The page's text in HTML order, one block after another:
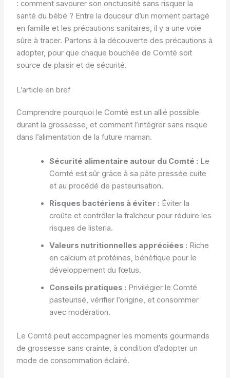
: comment savourer son onctuosité sans risquer la
santé du bébé ? Entre la douceur d’un moment partagé
en famille et les précautions sanitaires, il y a une voie
sûre à tracer. Partons à la découverte des précautions à
adopter, pour que chaque bouchée de Comté soit
source de plaisir et de sécurité.
L’article en bref
Comprendre pourquoi le Comté est un allié possible
durant la grossesse, et comment l’intégrer sans risque
dans l’alimentation de la future maman.
Sécurité alimentaire autour du Comté : Le
Comté est sûr grâce à sa pâte pressée cuite
et au procédé de pasteurisation.
Risques bactériens à éviter : Éviter la
croûte et contrôler la fraîcheur pour réduire les
risques de listeria.
Valeurs nutritionnelles appréciées : Riche
en calcium et protéines, bénéfique pour le
développement du fœtus.
Conseils pratiques : Privilégier le Comté
pasteurisé, vérifier l’origine, et consommer
avec modération.
Le Comté peut accompagner les moments gourmands
de grossesse sans crainte, à condition d’adopter un
mode de consommation éclairé.